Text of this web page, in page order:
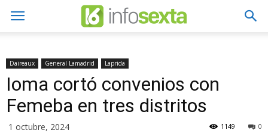
Daireaux General Lamadrid Laprida
Ioma cortó convenios con
Femeba en tres distritos
1 octubre, 2024 0
1149